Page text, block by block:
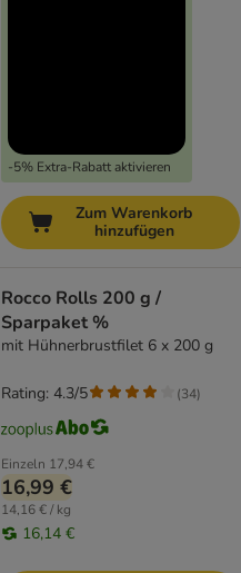
-5% Extra-Rabatt aktivieren
Zum Warenkorb
hinzufügen
Rocco Rolls 200 g /
Sparpaket %
mit Hühnerbrustfilet 6 x 200 g
Einzeln 17,94 €
16,99 €
14,16 € / kg
16,14 €
Rating: 4.3/5 (34)